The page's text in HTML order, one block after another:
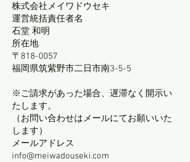
株式会社メイワドウセキ
運営統括責任者名
石堂 和明
所在地
〒818-0057
福岡県筑紫野市二日市南3-5-5
※ご請求があった場合、遅滞なく開示い
たします。
（お問い合わせはメールにてお願いいた
します）
メールアドレス
info@meiwadouseki.com